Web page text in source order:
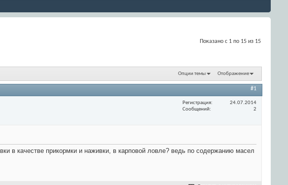
Показано с 1 по 15 из 15
Опции темы Отображение
#1
Регистрация
24.07.2014
Сообщений
2
в качестве прикормки и наживки, в карповой ловле? ведь по содержанию масел